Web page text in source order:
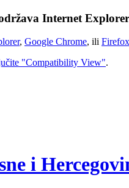
Internet
, Google Chrome, ili Firefox
"Compatibility View".
i